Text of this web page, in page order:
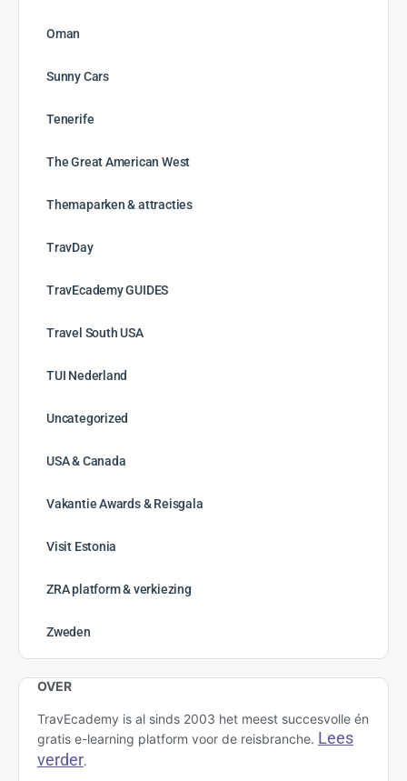
Oman
Sunny Cars
Tenerife
The Great American West
Themaparken & attracties
TravDay
TravEcademy GUIDES
Travel South USA
TUI Nederland
Uncategorized
USA & Canada
Vakantie Awards & Reisgala
Visit Estonia
ZRA platform & verkiezing
Zweden
OVER
TravEcademy is al sinds 2003 het meest succesvolle én
gratis e-learning platform voor de reisbranche. Lees
verder.